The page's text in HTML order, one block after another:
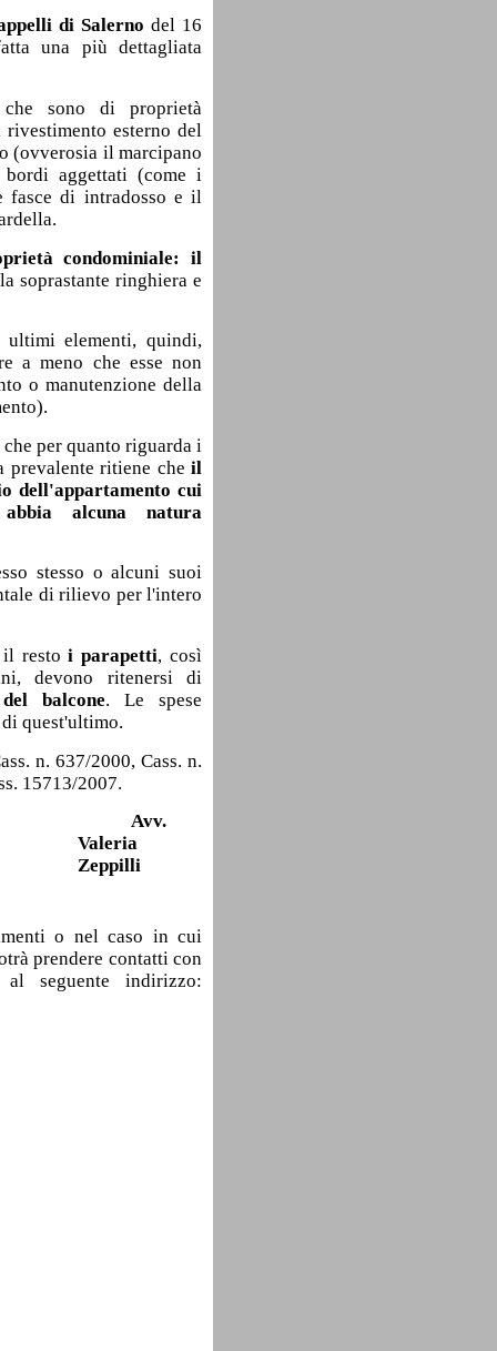
di Salerno del 16
una più dettagliata
sono di proprietà
esterno del
(ovverosia il marcipano
aggettati (come i
fasce di intradosso e il
condominiale: il
soprastante ringhiera e
elementi, quindi,
a meno che esse non
o manutenzione della
per quanto riguarda i
prevalente ritiene cheil
dell'appartamento cui
alcuna natura
stesso o alcuni suoi
di rilievo per l'intero
il restoi parapetti, così
devono ritenersi di
balcone. Le spese
quest'ultimo.
n. 637/2000, Cass. n.
15713/2007.
Avv.
Valeria
Zeppilli
o nel caso in cui
prendere contatti con
seguente indirizzo: